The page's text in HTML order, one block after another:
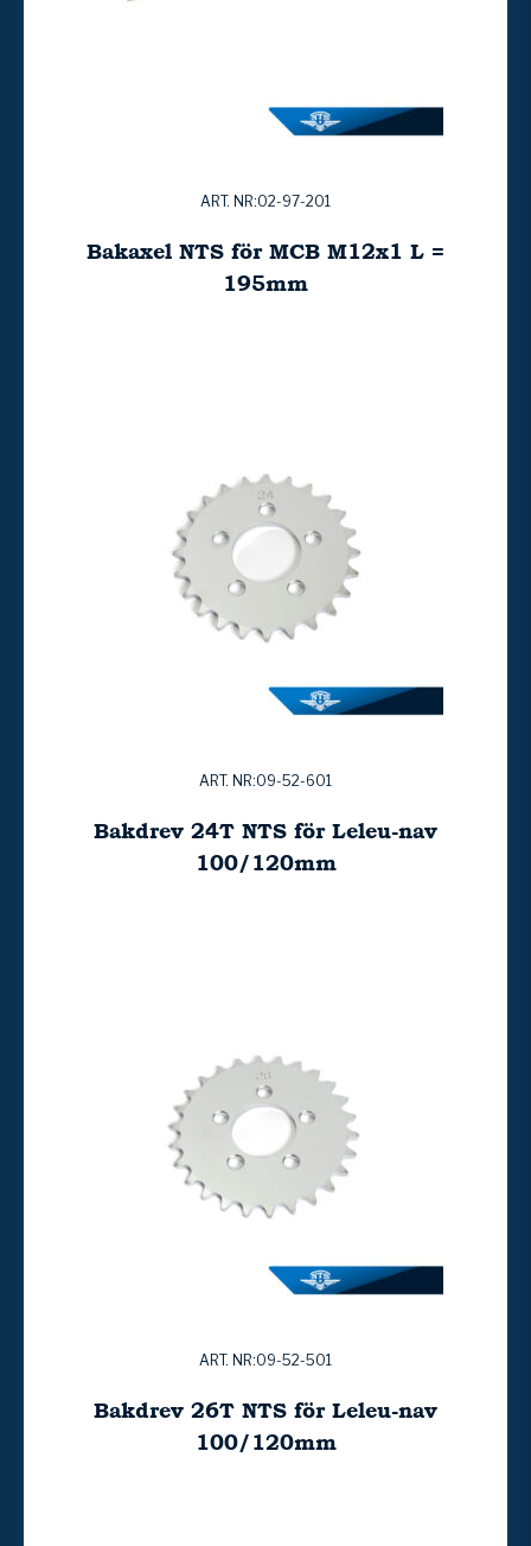
ART. NR:02-97-201
Bakaxel NTS för MCB M12x1 L =
195mm
ART. NR:09-52-601
Bakdrev 24T NTS för Leleu-nav
100/120mm
ART. NR:09-52-501
Bakdrev 26T NTS för Leleu-nav
100/120mm